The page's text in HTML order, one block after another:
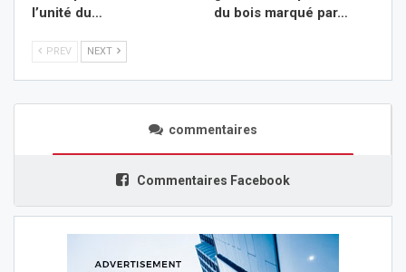
l’unité du…
du bois marqué par…
PREV NEXT
commentaires
Commentaires Facebook